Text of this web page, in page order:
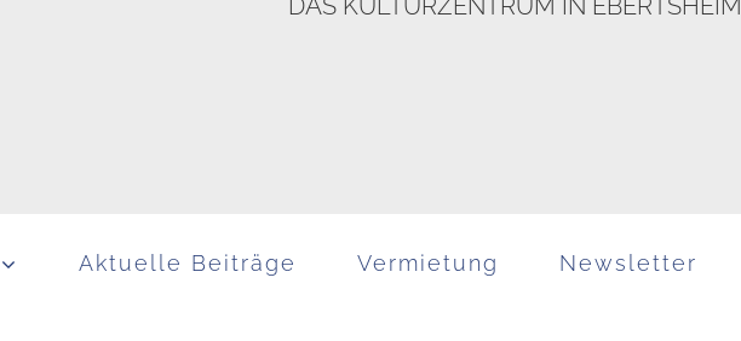
DAS KULTURZENTRUM IN EBERTSHEIM
Aktuelle Beiträge Vermietung Newsletter